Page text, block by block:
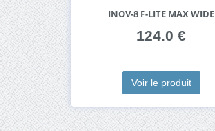
INOV-8 F-LITE MAX WIDE
124.0 €
Voir le produit